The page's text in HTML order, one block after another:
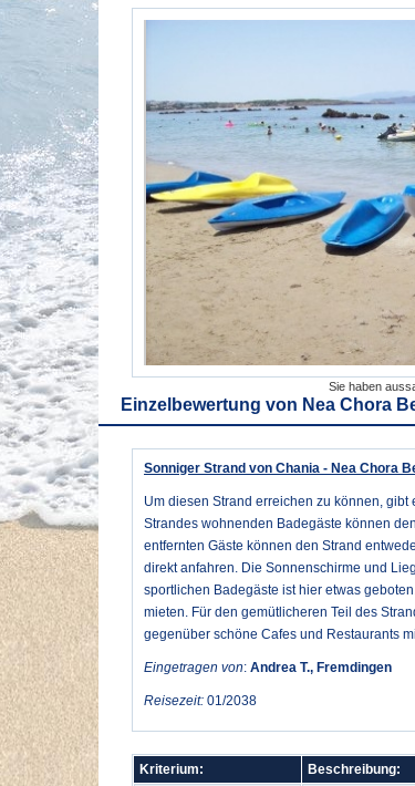
Sie haben
Einzelbewertung von Nea Chora
Sonniger Strand von Chania - Nea Chora
Um diesen Strand erreichen zu können,
Strandes wohnenden Badegäste können
entfernten Gäste können den Strand
direkt anfahren. Die Sonnenschirme und
sportlichen Badegäste ist hier etwas
mieten. Für den gemütlicheren Teil des
gegenüber schöne Cafes und Restaurants
Eingetragen von: Andrea T., Fremdingen
Reisezeit: 01/2038
Kriterium: Beschreibung: